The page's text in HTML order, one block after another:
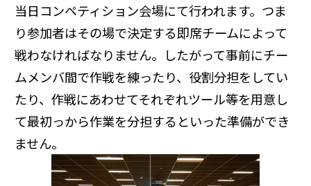
当日コンペティション会場にて行われます。つま
り参加者はその場で決定する即席チームによって
戦わなければなりません。したがって事前にチー
ムメンバ間で作戦を練ったり、役割分担をしてい
たり、作戦にあわせてそれぞれツール等を用意し
て最初っから作業を分担するといった準備ができ
ません。